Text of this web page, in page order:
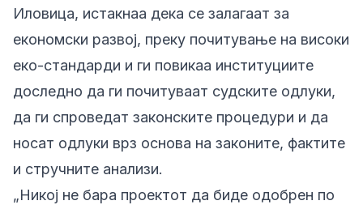
Иловица, истакнаа дека се залагаат за
економски развој, преку почитување на високи
еко-стандарди и ги повикаа институциите
доследно да ги почитуваат судските одлуки,
да ги спроведат законските процедури и да
носат одлуки врз основа на законите, фактите
и стручните анализи.
„Никој не бара проектот да биде одобрен по